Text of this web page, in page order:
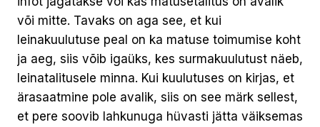
või mitte. Tavaks on aga see, et kui
leinakuulutuse peal on ka matuse toimumise koht
ja aeg, siis võib igaüks, kes surmakuulutust näeb,
leinatalitusele minna. Kui kuulutuses on kirjas, et
ärasaatmine pole avalik, siis on see märk sellest,
et pere soovib lahkunuga hüvasti jätta väiksemas